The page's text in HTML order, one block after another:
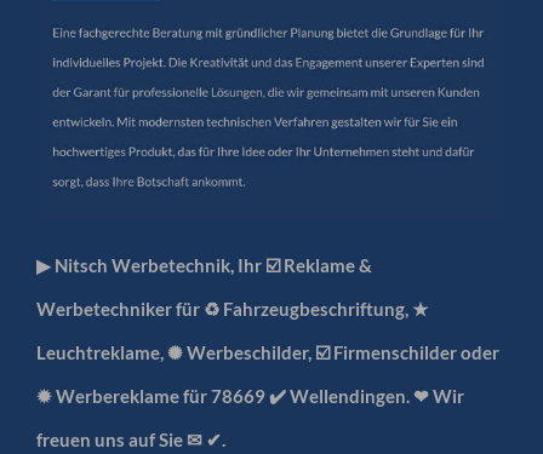
▶︎ Nitsch Werbetechnik, Ihr ☑️ Reklame &
Werbetechniker für ♻ Fahrzeugbeschriftung, ★
Leuchtreklame, ✺ Werbeschilder, ☑️ Firmenschilder oder
✹ Werbereklame für 78669 ✔️ Wellendingen. ❤ Wir
freuen uns auf Sie ✉ ✔.